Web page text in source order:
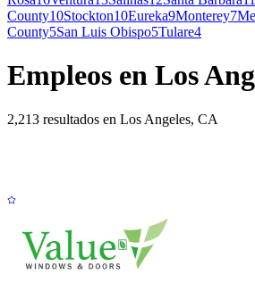
County10Stockton10Eureka9Monterey7
County5San Luis Obispo5Tulare4
Empleos en Los
2,213 resultados en Los Angeles, CA